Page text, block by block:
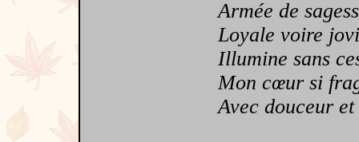
Armée de
Loyale voire
Illumine sans
Mon cœur si
Avec douceur et